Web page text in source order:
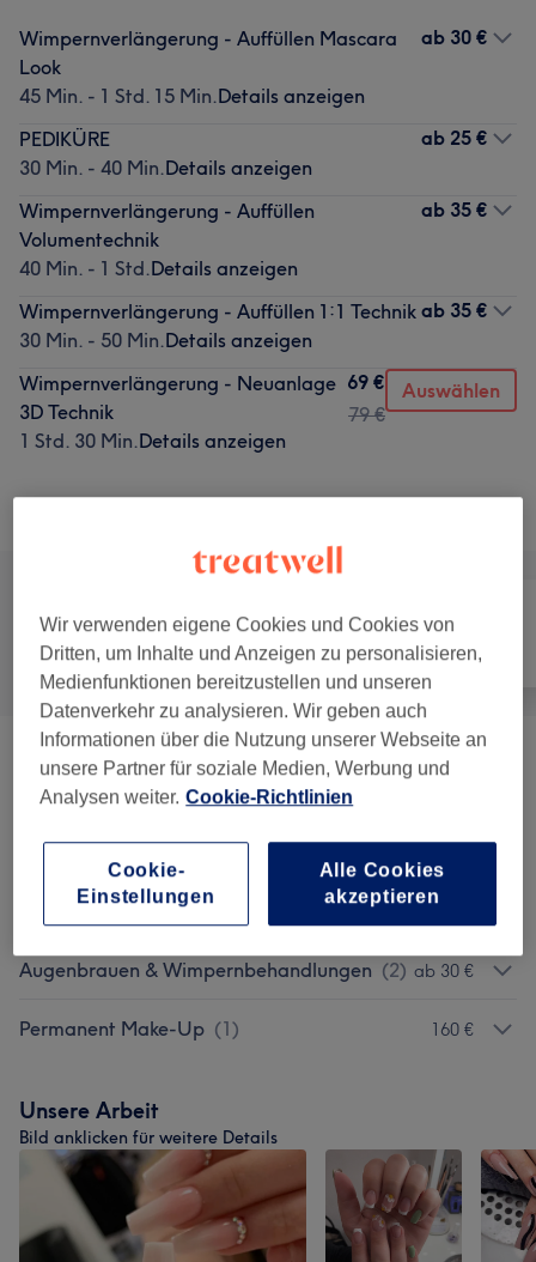
Wimpernverlängerung - Auffüllen Mascara
Look
45 Min. - 1 Std. 15 Min.Details anzeigen
ab 30 €
PEDIKÜRE
30 Min. - 40 Min.Details anzeigen
ab 25 €
Wimpernverlängerung - Auffüllen
Volumentechnik
40 Min. - 1 Std.Details anzeigen
ab 35 €
Wimpernverlängerung - Auffüllen 1:1 Technik
30 Min. - 50 Min.Details anzeigen
ab 35 €
Wimpernverlängerung - Neuanlage
3D Technik
1 Std. 30 Min.Details anzeigen
69 €
79 €
Auswählen
Alle Nägel Gesicht
Nagelmodellage (7 ) ab 3 €
Wimpernverlängerungen Mit UV-Lampe
(ohne Irritationen) (12
ab 10 €
Augenbrauen & Wimpernbehandlungen (2) ab 30 €
Permanent Make-Up (1) 160 €
Unsere Arbeit
Bild anklicken für weitere Details
Wir verwenden eigene Cookies und Cookies von
Dritten, um Inhalte und Anzeigen zu personalisieren,
Medienfunktionen bereitzustellen und unseren
Datenverkehr zu analysieren. Wir geben auch
Informationen über die Nutzung unserer Webseite an
unsere Partner für soziale Medien, Werbung und
Analysen weiter. Cookie-Richtlinien
Cookie-
Einstellungen
Alle Cookies
akzeptieren